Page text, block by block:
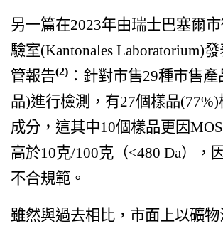
另一篇在2023年由瑞士巴塞爾
驗室(Kantonales Laboratorium)
管報告(2) ：針對市售29種市售
品)進行檢測，有27個樣品
成分，這其中10個樣品更因
高於10克/100克（<480 Da），
不合規範。
雖然與過去相比，市面上以礦